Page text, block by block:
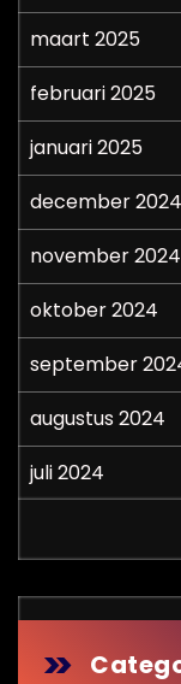
maart 2025
februari 2025
januari 2025
december 2024
november 2024
oktober 2024
september
augustus 2024
juli 2024